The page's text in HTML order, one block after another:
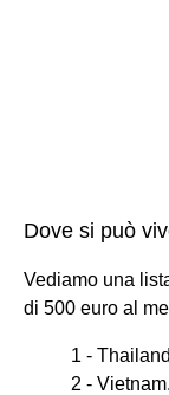
Dove si può
Vediamo una
di 500 euro al
1 -
2 -